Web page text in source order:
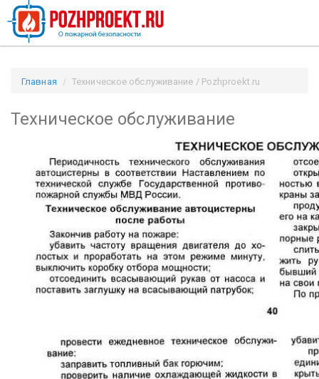
Главная Техническое обслуживание / Pozhproekt.ru
Техническое обслуживание